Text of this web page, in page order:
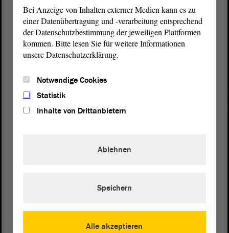
ab. Das Land Sachsen-Anhalt hat bereits Ende Juni
2022 die Pflegebetreuungsverordnung zur
Anhörungbei den Verbänden freigegeben. Diese
soll bereits die Punkte abdecken, um die in dem
um Zustimmung zu unserem Alternativantrag. -
Vielen Dank.
Bei Anzeige von Inhalten externer Medien kann es zu
einer Datenübertragung und -verarbeitung entsprechend
der Datenschutzbestimmung der jeweiligen Plattformen
kommen. Bitte lesen Sie für weitere Informationen
unsere Datenschutzerklärung.
Notwendige Cookies
Statistik
Inhalte von Drittanbietern
Alle akzeptieren
Ablehnen
Speichern